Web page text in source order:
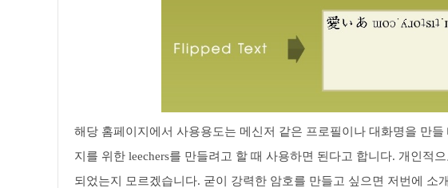
해당 홈페이지에서 사용용도는 메신저 같은 프로필이나 대화명을 만
지를 위한 leechers를 만들려고 할 때 사용하면 된다고 합니다. 개인적
되었는지 모르겠습니다. 굳이 강력한 암호를 만들고 싶으면 저번에 소